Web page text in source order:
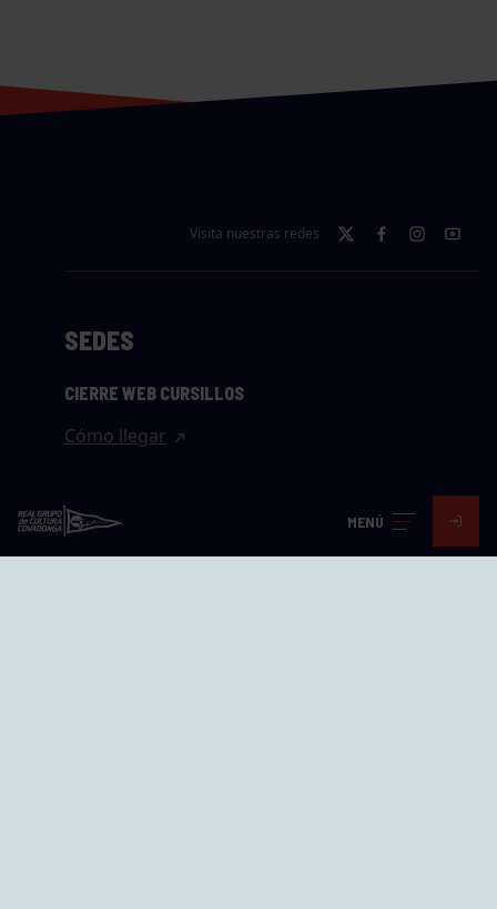
MENÚ
Visita nuestras redes
SEDES
CIERRE WEB CURSILLOS
Cómo llegar
Avd. Jesús Revuelta, 2 33204
Gijón - Asturias